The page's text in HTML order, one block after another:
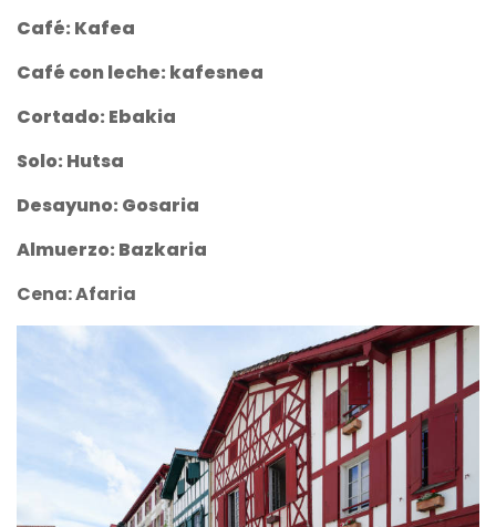
Café: Kafea
Café con leche: kafesnea
Cortado: Ebakia
Solo: Hutsa
Desayuno: Gosaria
Almuerzo: Bazkaria
Cena: Afaria